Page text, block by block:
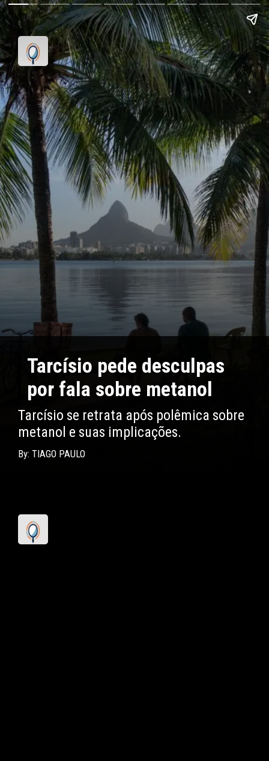
Tarcísio pede desculpas
por fala sobre metanol
Tarcísio se retrata após polêmica sobre
metanol e suas implicações.
By: TIAGO PAULO